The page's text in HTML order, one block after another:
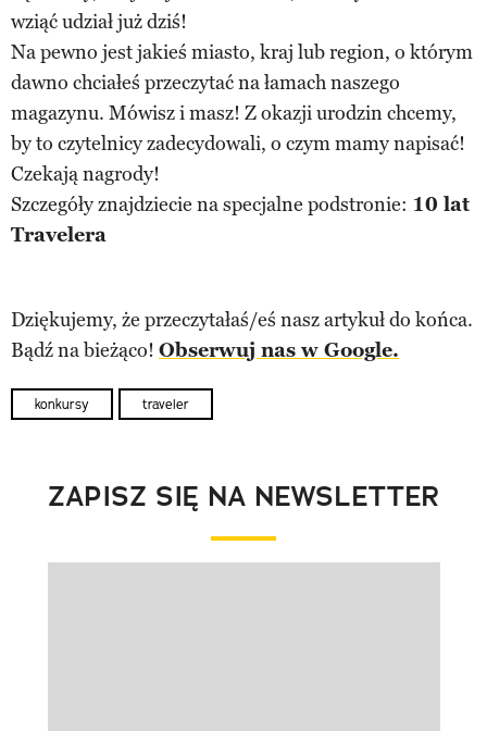
wziąć udział już dziś!
Na pewno jest jakieś miasto, kraj lub region, o którym
dawno chciałeś przeczytać na łamach naszego
magazynu. Mówisz i masz! Z okazji urodzin chcemy,
by to czytelnicy zadecydowali, o czym mamy napisać!
Czekają nagrody!
Szczegóły znajdziecie na specjalne podstronie: 10 lat
Travelera
Dziękujemy, że przeczytałaś/eś nasz artykuł do końca.
Bądź na bieżąco! Obserwuj nas w Google.
konkursy traveler
ZAPISZ SIĘ NA NEWSLETTER